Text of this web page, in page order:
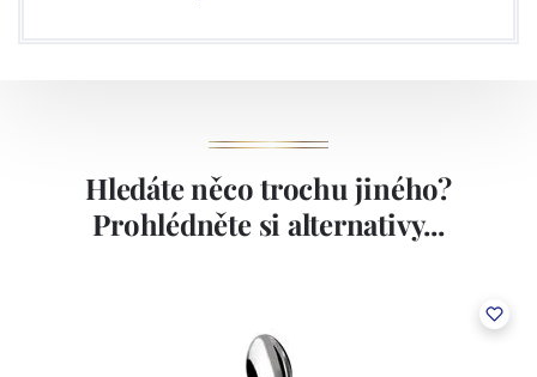
Hledáte něco trochu jiného?
Prohlédněte si alternativy...